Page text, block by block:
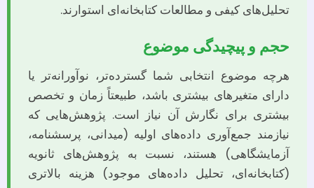
تحلیل‌های کیفی و مطالعات کتابخانه‌ای استوارند.
حجم و پیچیدگی موضوع
هرچه موضوع انتخابی شما گسترده‌تر، نوآورانه‌تر یا
دارای متغیرهای بیشتری باشد، طبیعتاً زمان و تخصص
بیشتری برای نگارش آن نیاز است. پژوهش‌هایی که
نیازمند جمع‌آوری داده‌های اولیه (میدانی، پرسشنامه،
آزمایشگاهی) هستند، نسبت به پژوهش‌های ثانویه
(کتابخانه‌ای، تحلیل داده‌های موجود) هزینه بالاتری